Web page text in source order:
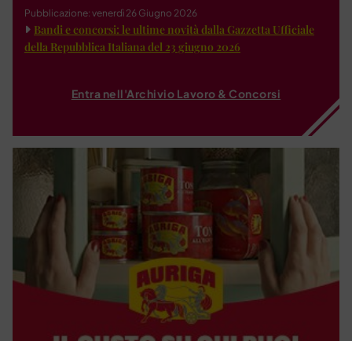
Pubblicazione: venerdì 26 Giugno 2026
Bandi e concorsi: le ultime novità dalla Gazzetta Ufficiale
della Repubblica Italiana del 23 giugno 2026
Entra nell'Archivio Lavoro & Concorsi